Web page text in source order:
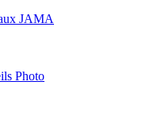
JAMA
Photo